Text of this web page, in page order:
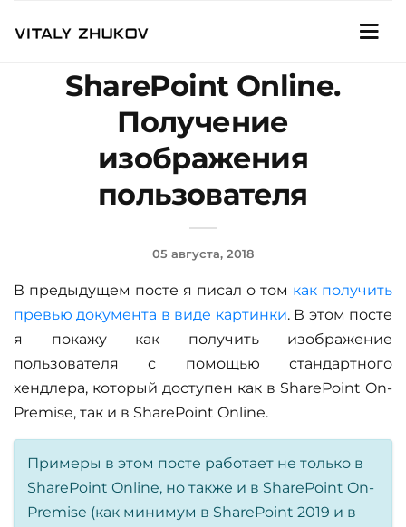
SharePoint Online.
Получение
изображения
пользователя
05 августа, 2018
В предыдущем посте я писал о том как получить
превью документа в виде картинки. В этом посте
я покажу как получить изображение
пользователя с помощью стандартного
хендлера, который доступен как в SharePoint On-
Premise, так и в SharePoint Online.
Примеры в этом посте работает не только в
SharePoint Online, но также и в SharePoint On-
Premise (как минимум в SharePoint 2019 и в